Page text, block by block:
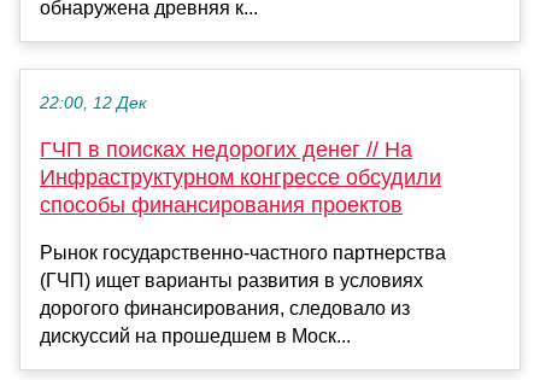
обнаружена древняя к...
22:00, 12 Дек
ГЧП в поисках недорогих денег // На
Инфраструктурном конгрессе обсудили
способы финансирования проектов
Рынок государственно-частного партнерства
(ГЧП) ищет варианты развития в условиях
дорогого финансирования, следовало из
дискуссий на прошедшем в Моск...